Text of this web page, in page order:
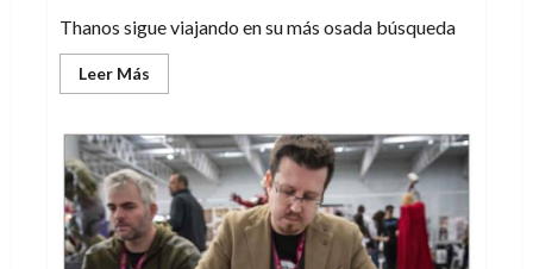
Thanos sigue viajando en su más osada búsqueda
Leer Más
más
Thanos:
el
conflicto
del
infinito